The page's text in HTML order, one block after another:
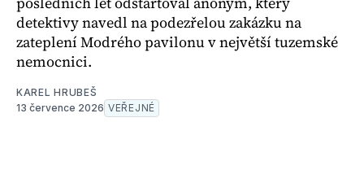
detektivy navedl na podezřelou zakázku na
zateplení Modrého pavilonu v největší tuzemské
nemocnici.
KAREL HRUBEŠ
13 července 2026 VEŘEJNÉ